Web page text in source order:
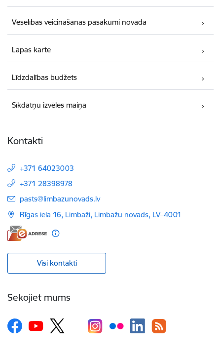
Veselības veicināšanas pasākumi novadā
Lapas karte
Līdzdalības budžets
Sīkdatņu izvēles maiņa
Kontakti
+371 64023003
+371 28398978
E-pasts:
pasts@limbazunovads.lv
Rīgas iela 16, Limbaži, Limbažu novads, LV–4001
Visi kontakti
Sekojiet mums